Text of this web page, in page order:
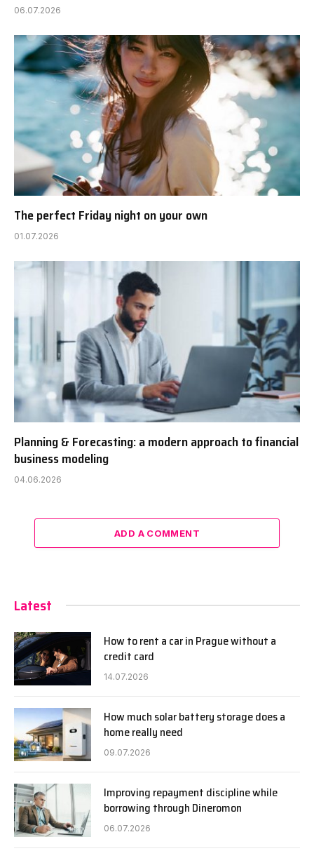
06.07.2026
The perfect Friday night on your own
01.07.2026
Planning & Forecasting: a modern approach to financial
business modeling
04.06.2026
ADD A COMMENT
Latest
How to rent a car in Prague without a
credit card
14.07.2026
How much solar battery storage does a
home really need
09.07.2026
Improving repayment discipline while
borrowing through Dineromon
06.07.2026